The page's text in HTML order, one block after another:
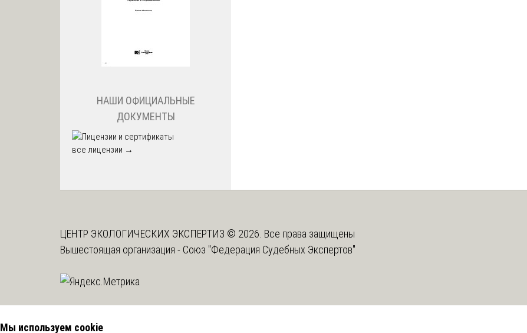
НАШИ ОФИЦИАЛЬНЫЕ
ДОКУМЕНТЫ
все лицензии →
ЦЕНТР ЭКОЛОГИЧЕСКИХ ЭКСПЕРТИЗ © 2026. Все права защищены
Вышестоящая организация - Союз "Федерация Судебных Экспертов"
Мы используем cookie